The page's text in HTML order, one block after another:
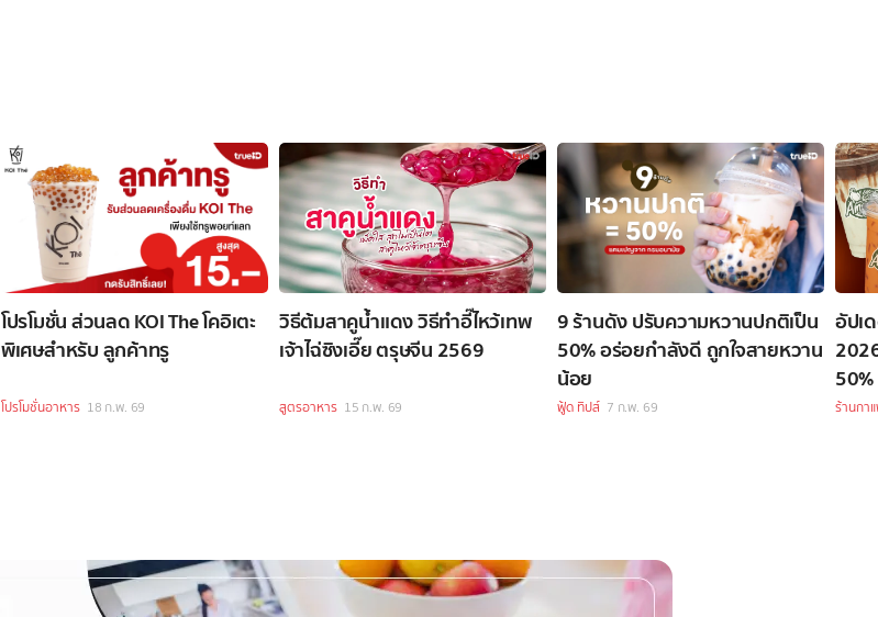
โปรโมชั่น ส่วนลด KOI The โคอิเตะ
พิเศษสำหรับ ลูกค้าทรู
โปรโมชั่นอาหาร 18 ก.พ. 69
วิธีต้มสาคูน้ำแดง วิธีทำอี๊ไหว้เทพ
เจ้าไฉ่ซิงเอี๊ย ตรุษจีน 2569
สูตรอาหาร 15 ก.พ. 69
9 ร้านดัง ปรับความหวานปกติเป็น
50% อร่อยกำลังดี ถูกใจสายหวาน
น้อย
ฟู้ด ทิปส์ 7 ก.พ. 69
อัปเ
ร้านกา